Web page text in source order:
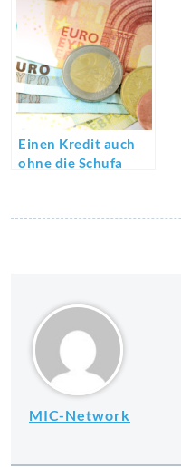
Einen Kredit auch
ohne die Schufa
MIC-Network